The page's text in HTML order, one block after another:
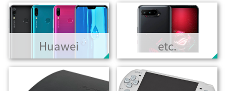
Huawei etc.